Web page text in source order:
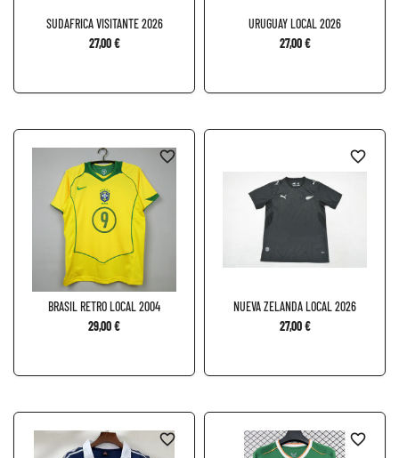
SUDAFRICA VISITANTE 2026
27,00 €
URUGUAY LOCAL 2026
27,00 €
BRASIL RETRO LOCAL 2004
29,00 €
favorite_border
NUEVA ZELANDA LOCAL 2026
27,00 €
favorite_border
favorite_border favorite_border